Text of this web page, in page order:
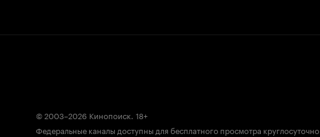
© 2003–2026 Кинопоиск. 18+
Федеральные каналы доступны для бесплатного просмотра круглосуточно